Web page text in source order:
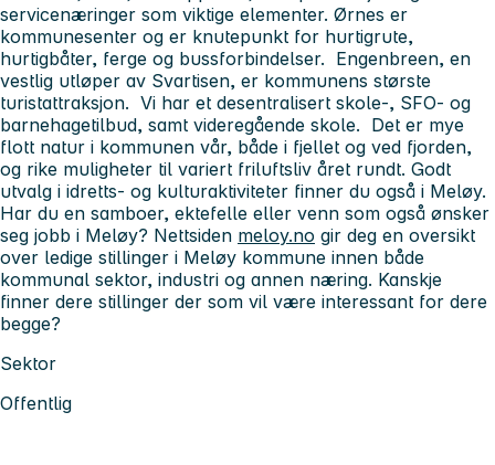
servicenæringer som viktige elementer. Ørnes er
kommunesenter og er knutepunkt for hurtigrute,
hurtigbåter, ferge og bussforbindelser. Engenbreen, en
vestlig utløper av Svartisen, er kommunens største
turistattraksjon. Vi har et desentralisert skole-, SFO- og
barnehagetilbud, samt videregående skole. Det er mye
flott natur i kommunen vår, både i fjellet og ved fjorden,
og rike muligheter til variert friluftsliv året rundt. Godt
utvalg i idretts- og kulturaktiviteter finner du også i Meløy.
Har du en samboer, ektefelle eller venn som også ønsker
seg jobb i Meløy? Nettsiden meloy.no gir deg en oversikt
over ledige stillinger i Meløy kommune innen både
kommunal sektor, industri og annen næring. Kanskje
finner dere stillinger der som vil være interessant for dere
begge?
Sektor
Offentlig